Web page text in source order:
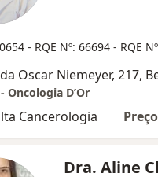
- RQE Nº: 66694 - RQE
Oncologia D’Or
Cancerologia
Dra. Aline